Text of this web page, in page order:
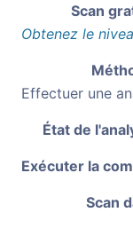
Scan
Obtenez le
Effectuer une
État de
Exécuter la
Scan